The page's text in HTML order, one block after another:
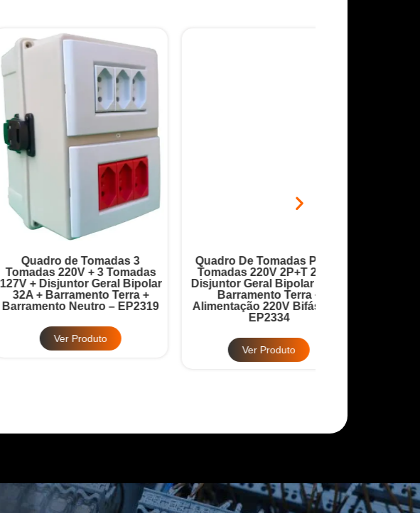
de Tomadas 3
220V + 3 Tomadas
Geral Bipolar
Barramento Terra +
Neutro – EP2319
Ver Produto
Quadro De Tomadas PVC 4
Tomadas 220V 2P+T 20A +
Disjuntor Geral Bipolar 32A +
Barramento Terra +
Alimentação 220V Bifásico –
Ver Produto